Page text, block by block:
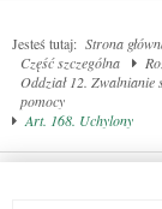
Jesteś tutaj: Strona
Część szczególna
Oddział 12. Zwalnianie
pomocy
Art. 168. Uchylony